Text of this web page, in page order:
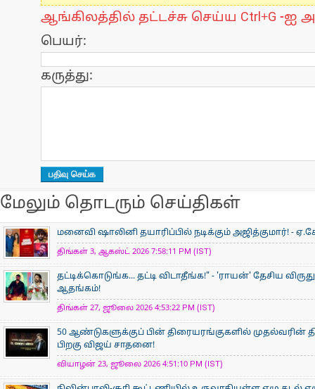
ஆங்கிலத்தில் தட்டச்சு செய்ய Ctrl+G -ஐ
பெயர்:
கருத்து:
மேலும் தொடரும் செய்திகள்
மனைவி ஷாலினி தயாரிப்பில் நடிக்கும் அஜித்குமார்! -
திங்கள் 3, ஆகஸ்ட் 2026 7:58:11 PM (IST)
தட்டிக்கொடுங்க... தட்டி விடாதீங்க!" - 'ராயன்' தேசிய
ஆதங்கம்!
திங்கள் 27, ஜூலை 2026 4:53:22 PM (IST)
50 ஆண்டுகளுக்குப் பின் திரையரங்குகளில் முதல்வரின்
பிறகு விஜய் சாதனை!
வியாழன் 23, ஜூலை 2026 4:51:10 PM (IST)